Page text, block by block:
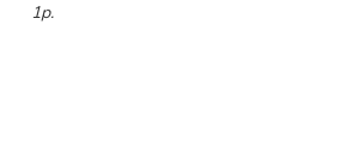
1р.